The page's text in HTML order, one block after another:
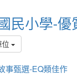
民小學-優
位
事甄選-EQ類佳作